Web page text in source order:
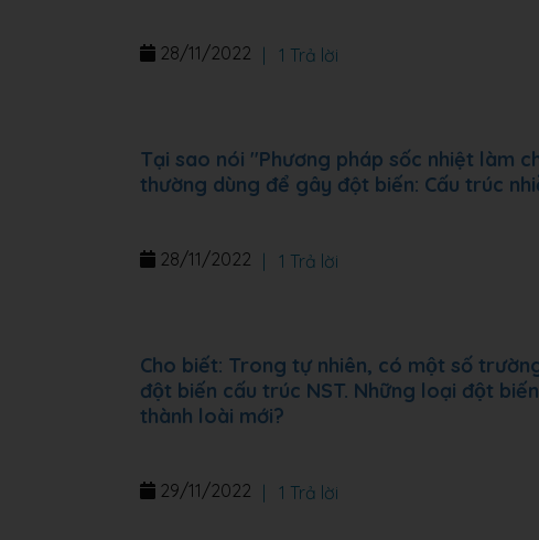
28/11/2022 1 Trả lời
Tại sao nói "Phương pháp sốc nhiệt làm
thường dùng để gây đột biến: Cấu trúc
28/11/2022 1 Trả lời
Cho biết: Trong tự nhiên, có một số
đột biến cấu trúc NST. Những loại đột
thành loài mới?
29/11/2022 1 Trả lời